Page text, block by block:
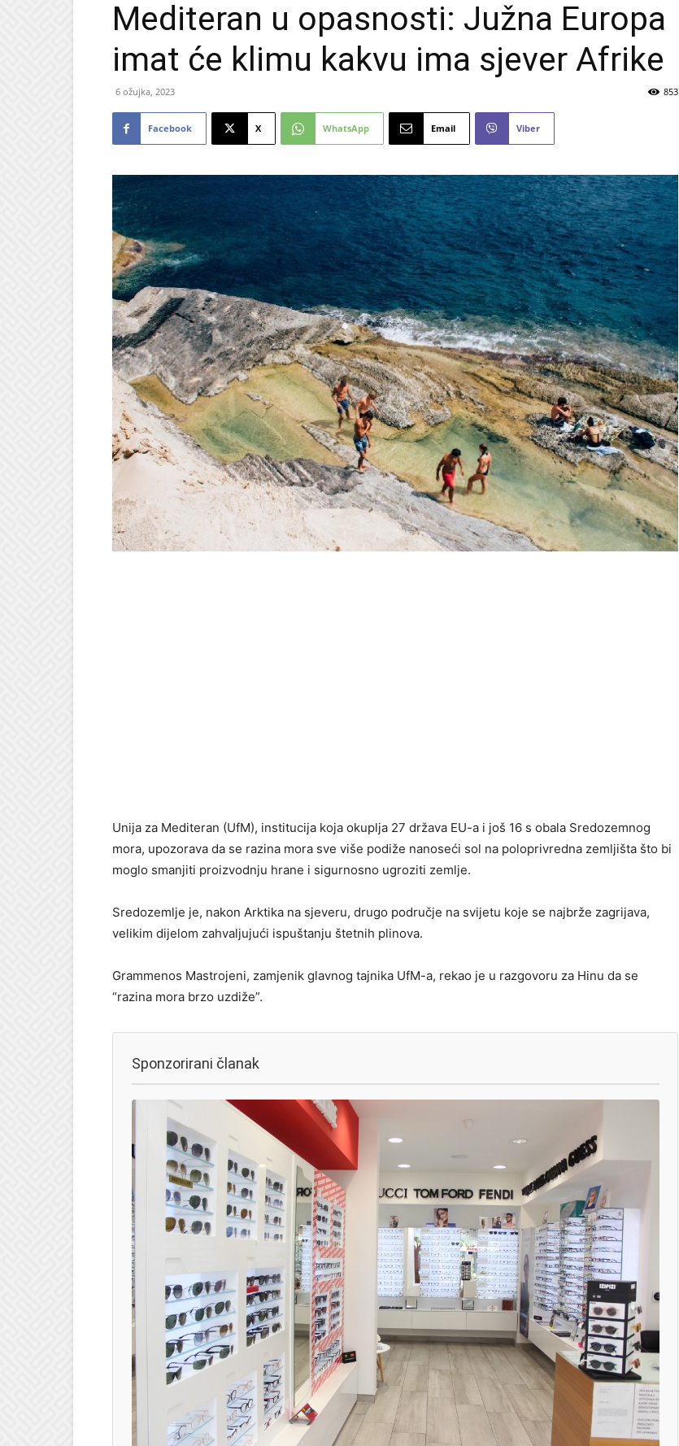
Mediteran u opasnosti: Južna Europa
imat će klimu kakvu ima sjever Afrike
6 ožujka, 2023 853
Facebook X WhatsApp Email Viber
Unija za Mediteran (UfM), institucija koja okuplja 27 država EU-a i još 16 s obala Sredozemnog
mora, upozorava da se razina mora sve više podiže nanoseći sol na poloprivredna zemljišta što bi
moglo smanjiti proizvodnju hrane i sigurnosno ugroziti zemlje.
Sredozemlje je, nakon Arktika na sjeveru, drugo područje na svijetu koje se najbrže zagrijava,
velikim dijelom zahvaljujući ispuštanju štetnih plinova.
Grammenos Mastrojeni, zamjenik glavnog tajnika UfM-a, rekao je u razgovoru za Hinu da se
“razina mora brzo uzdiže”.
Sponzorirani članak